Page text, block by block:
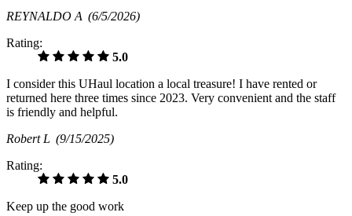
REYNALDO A (6/5/2026)
Rating:
5.0
I consider this UHaul location a local treasure! I have rented or
returned here three times since 2023. Very convenient and the staff
is friendly and helpful.
Robert L (9/15/2025)
Rating:
5.0
Keep up the good work